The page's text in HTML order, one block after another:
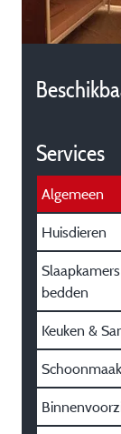
Services
Algemeen
Huisdieren
bedden
Keuken &
Schoonmaak